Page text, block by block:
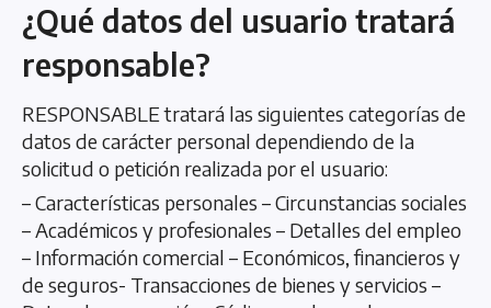
¿Qué datos del usuario tratará
responsable?
RESPONSABLE tratará las siguientes categorías de
datos de carácter personal dependiendo de la
solicitud o petición realizada por el usuario:
– Características personales – Circunstancias sociales
– Académicos y profesionales – Detalles del empleo
– Información comercial – Económicos, financieros y
de seguros- Transacciones de bienes y servicios –